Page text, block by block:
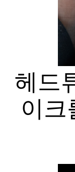
헤드
이크